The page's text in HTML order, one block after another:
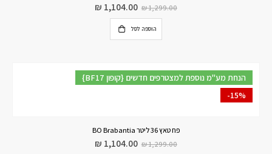
₪1,299.00
₪ 1,104.00
הוספה לסל
{BF17 קופון} הנחת מע"מ נוספת למצטרפים חדשים
-15%
פח טאץ 36 ליטר BO Brabantia
₪1,299.00
₪ 1,104.00